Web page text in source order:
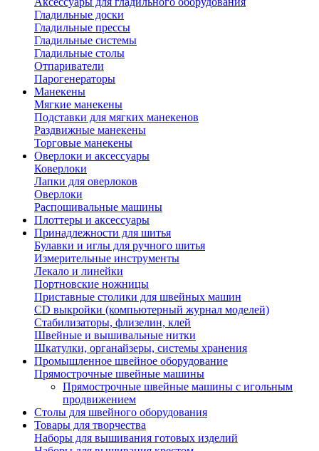
Гладильные доски
Гладильные прессы
Гладильные системы
Гладильные столы
Отпариватели
Парогенераторы
Манекены
Мягкие манекены
Подставки для мягких манекенов
Раздвижные манекены
Торговые манекены
Оверлоки и аксессуары
Коверлоки
Лапки для оверлоков
Оверлоки
Распошивальные машины
Плоттеры и аксессуары
Принадлежности для шитья
Булавки и иглы для ручного шитья
Измерительные инструменты
Лекало и линейки
Портновские ножницы
Приставные столики для швейных машин
СD выкройки (компьютерный журнал моделей)
Стабилизаторы, флизелин, клей
Швейные и вышивальные нитки
Шкатулки, органайзеры, системы хранения
Промышленное швейное оборудование
Прямострочные швейные машины
Прямострочные швейные машины с игольным
продвижением
Столы для швейного оборудования
Товары для творчества
Наборы для вышивания готовых изделий